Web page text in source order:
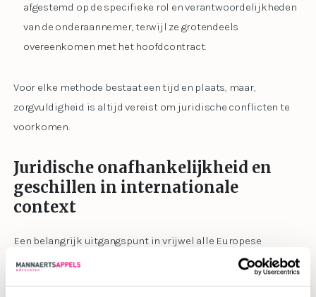
afgestemd op de specifieke rol en verantwoordelijkheden
van de onderaannemer, terwijl ze grotendeels
overeenkomen met het hoofdcontract.
Voor elke methode bestaat een tijd en plaats, maar,
zorgvuldigheid is altijd vereist om juridische conflicten te
voorkomen.
Juridische onafhankelijkheid en
geschillen in internationale
context
Een belangrijk uitgangspunt in vrijwel alle Europese
rechtsstelsels is dat hoofd- en onderaannemingscontracten